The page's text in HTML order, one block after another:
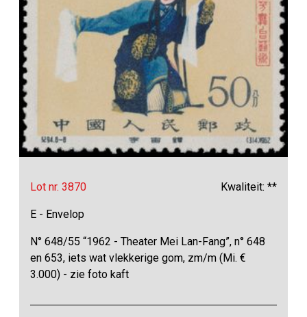
Lot nr. 3870 Kwaliteit: **
E - Envelop
N° 648/55 “1962 - Theater Mei Lan-Fang”, n° 648
en 653, iets wat vlekkerige gom, zm/m (Mi. €
3.000) - zie foto kaft